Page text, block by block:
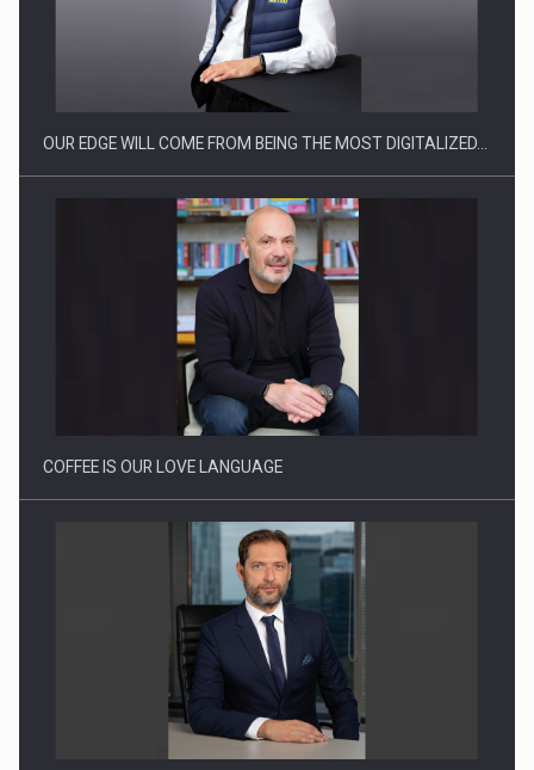
Producatorii si comerciantii care nu se supun noilor
Proteinmaxxing and the Future of Protein Demand
OUR EDGE WILL COME FROM BEING THE MOST DIGITALIZED…
COFFEE IS OUR LOVE LANGUAGE